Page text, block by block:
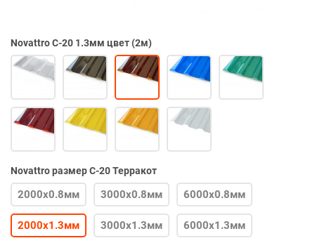
Novattro С-20 1.3мм цвет (2м)
Novattro размер С-20 Терракот
2000х0.8мм 3000х0.8мм 6000х0.8мм
2000х1.3мм 3000х1.3мм 6000х1.3мм